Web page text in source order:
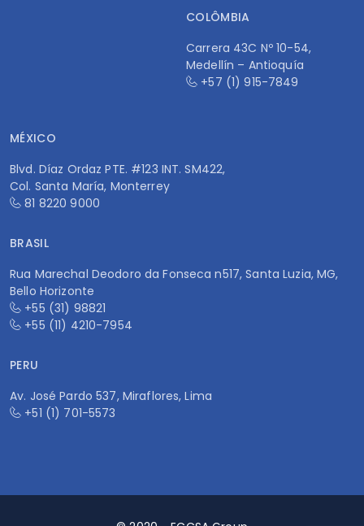
COLÔMBIA
Carrera 43C Nº 10-54,
Medellín – Antioquía
+57 (1) 915-7849
MÉXICO
Blvd. Díaz Ordaz PTE. #123 INT. SM422,
Col. Santa María, Monterrey
81 8220 9000
BRASIL
Rua Marechal Deodoro da Fonseca n517, Santa Luzia, MG,
Bello Horizonte
+55 (31) 98821
+55 (11) 4210-7954
PERU
Av. José Pardo 537, Miraflores, Lima
+51 (1) 701-5573